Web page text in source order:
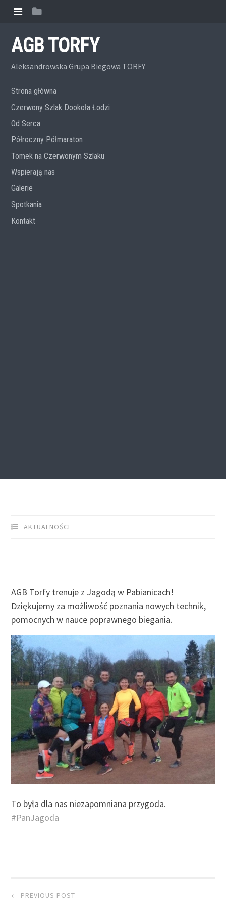
AGB TORFY
Aleksandrowska Grupa Biegowa TORFY
Strona główna
Czerwony Szlak Dookoła Łodzi
Od Serca
Półroczny Półmaraton
Tomek na Czerwonym Szlaku
Wspierają nas
Galerie
Spotkania
Kontakt
AGB Torfy
AKTUALNOŚCI
AGB Torfy trenuje z Jagodą w Pabianicach!
Dziękujemy za możliwość poznania nowych technik,
pomocnych w nauce poprawnego biegania.
To była dla nas niezapomniana przygoda.
#PanJagoda
Post navigation
← PREVIOUS POST